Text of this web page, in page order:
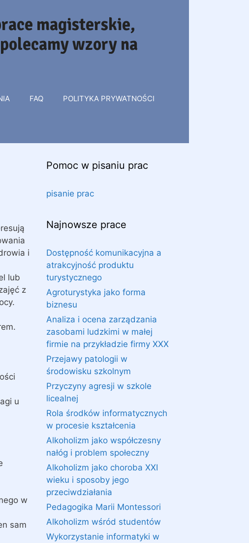
magisterskie,
wzory na
FAQ POLITYKA PRYWATNOŚCI
i
lub
z
u
w
sam
Pomoc w pisaniu prac
pisanie prac
Najnowsze prace
Dostępność komunikacyjna a
atrakcyjność produktu
turystycznego
Agroturystyka jako forma
biznesu
Analiza i ocena zarządzania
zasobami ludzkimi w małej
firmie na przykładzie firmy XXX
Przejawy patologii w
środowisku szkolnym
Przyczyny agresji w szkole
licealnej
Rola środków informatycznych
w procesie kształcenia
Alkoholizm jako współczesny
nałóg i problem społeczny
Alkoholizm jako choroba XXI
wieku i sposoby jego
przeciwdziałania
Pedagogika Marii Montessori
Alkoholizm wśród studentów
Wykorzystanie informatyki w